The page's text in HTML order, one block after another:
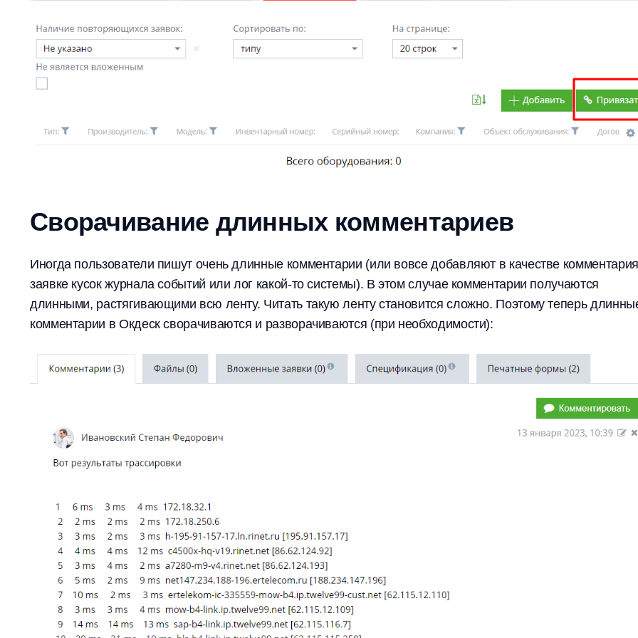
Сворачивание длинных комментариев
Иногда пользователи пишут очень длинные комментарии (или вовсе добавляют в качестве
заявке кусок журнала событий или лог какой-то системы). В этом случае комментарии получаются
длинными, растягивающими всю ленту. Читать такую ленту становится сложно. Поэтому теперь
комментарии в Окдеск сворачиваются и разворачиваются (при необходимости):